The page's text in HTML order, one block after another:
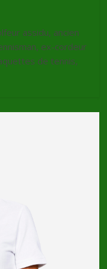
assidu, ancien
ex-cordeur
de tennis,